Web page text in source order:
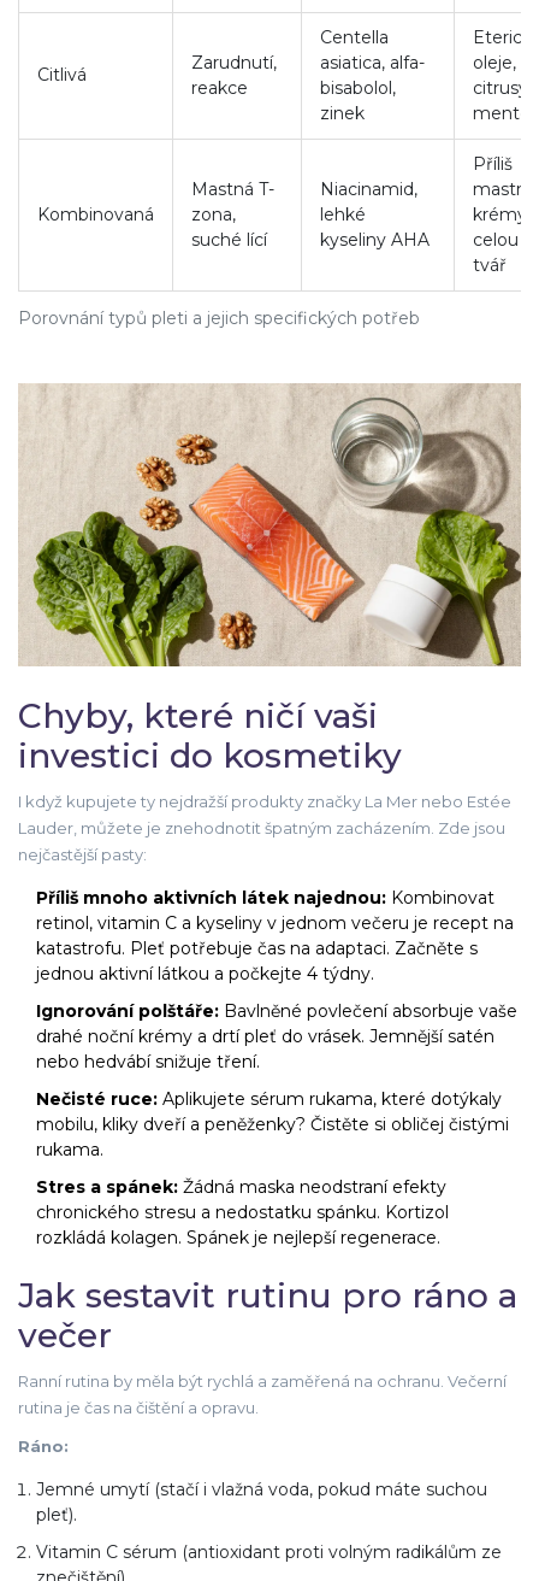
Porovnání typů pleti a jejich specifických potřeb
Citlivá
Zarudnutí,
reakce
Centella
asiatica, alfa-
bisabolol,
zinek
oleje,
citrusy,
mentol
Kombinovaná
Mastná T-
zona,
suché lící
Niacinamid,
lehké
kyseliny AHA
Příliš
mastné
krémy
celou
tvář
Chyby, které ničí vaši
investici do kosmetiky
I když kupujete ty nejdražší produkty značky La Mer nebo Estée
Lauder, můžete je znehodnotit špatným zacházením. Zde jsou
nejčastější pasty:
Příliš mnoho aktivních látek najednou: Kombinovat
retinol, vitamin C a kyseliny v jednom večeru je recept na
katastrofu. Pleť potřebuje čas na adaptaci. Začněte s
jednou aktivní látkou a počkejte 4 týdny.
Ignorování polštáře: Bavlněné povlečení absorbuje vaše
drahé noční krémy a drtí pleť do vrásek. Jemnější satén
nebo hedvábí snižuje tření.
Nečisté ruce: Aplikujete sérum rukama, které dotýkaly
mobilu, kliky dveří a peněženky? Čistěte si obličej čistými
rukama.
Stres a spánek: Žádná maska neodstraní efekty
chronického stresu a nedostatku spánku. Kortizol
rozkládá kolagen. Spánek je nejlepší regenerace.
Jak sestavit rutinu pro ráno a
večer
Ranní rutina by měla být rychlá a zaměřená na ochranu. Večerní
rutina je čas na čištění a opravu.
Ráno:
Jemné umytí (stačí i vlažná voda, pokud máte suchou
pleť).
Vitamin C sérum (antioxidant proti volným radikálům ze